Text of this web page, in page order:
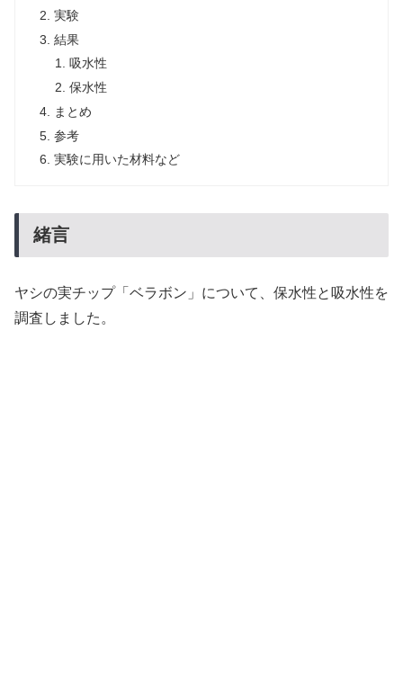
実験
結果
吸水性
保水性
まとめ
参考
実験に用いた材料など
緒言
ヤシの実チップ「ベラボン」について、保水性と吸水性を
調査しました。